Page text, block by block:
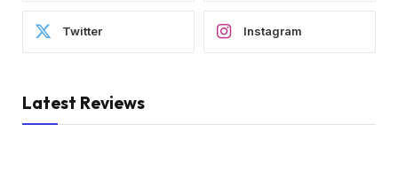
Twitter Instagram
Latest Reviews